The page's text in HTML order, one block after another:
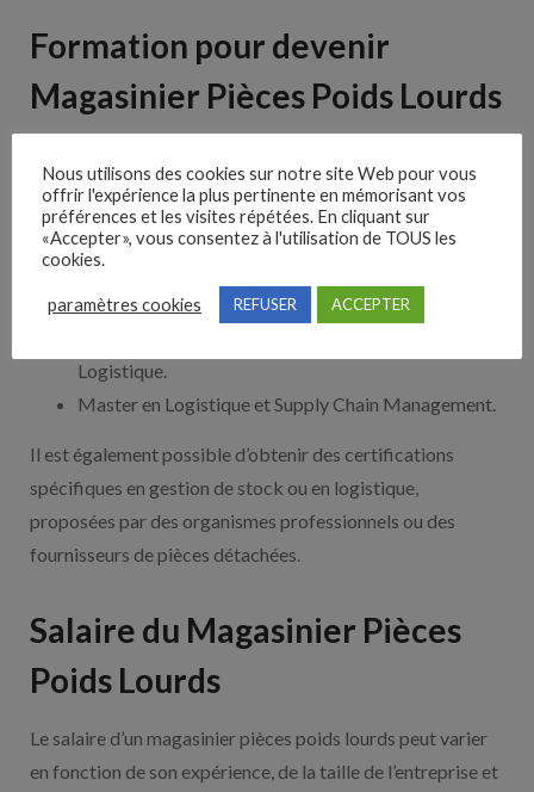
Formation pour devenir
Magasinier Pièces Poids Lourds
plusieurs formations sont possibles en France, allant du
BAC au Bac+5 :
BAC Professionnel Logistique.
BTS Logistique et Transport.
Logistique.
Master en Logistique et Supply Chain Management.
Il est également possible d’obtenir des certifications
spécifiques en gestion de stock ou en logistique,
proposées par des organismes professionnels ou des
fournisseurs de pièces détachées.
Salaire du Magasinier Pièces
Poids Lourds
Le salaire d’un magasinier pièces poids lourds peut varier
en fonction de son expérience, de la taille de l’entreprise et
Nous utilisons des cookies sur notre site Web pour vous
offrir l'expérience la plus pertinente en mémorisant vos
préférences et les visites répétées. En cliquant sur
«Accepter», vous consentez à l'utilisation de TOUS les
cookies.
paramètres cookies REFUSER ACCEPTER